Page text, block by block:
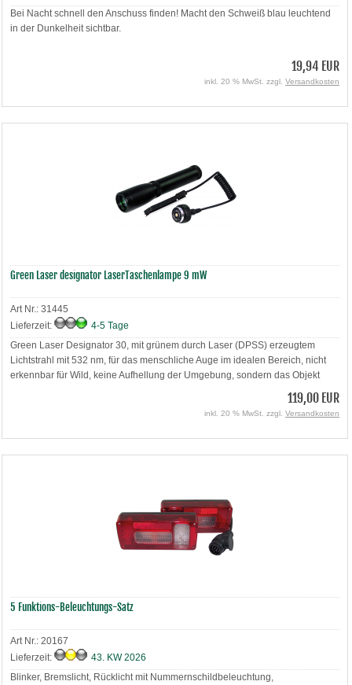
Bei Nacht schnell den Anschuss finden! Macht den Schweiß blau leuchtend
in der Dunkelheit sichtbar.
19,94 EUR
inkl. 20 % MwSt. zzgl. Versandkosten
Green Laser designator LaserTaschenlampe 9 mW
Art Nr.: 31445
Lieferzeit:
4-5 Tage
Green Laser Designator 30, mit grünem durch Laser (DPSS) erzeugtem
Lichtstrahl mit 532 nm, für das menschliche Auge im idealen Bereich, nicht
erkennbar für Wild, keine Aufhellung der Umgebung, sondern das Objekt
Bei diesem Artikel handelt es sich um ein Gerät der Laserklasse 2 M.
119,00 EUR
inkl. 20 % MwSt. zzgl. Versandkosten
5 Funktions-Beleuchtungs-Satz
Art Nr.: 20167
Lieferzeit:
43. KW 2026
Blinker, Bremslicht, Rücklicht mit Nummernschildbeleuchtung,